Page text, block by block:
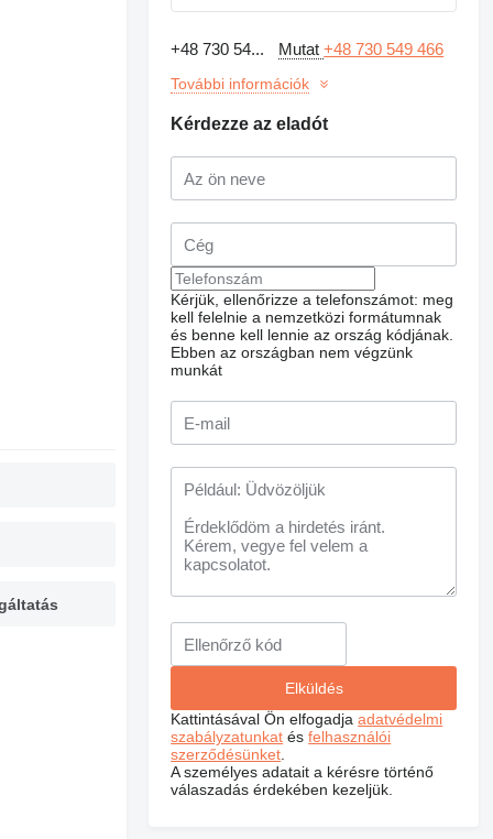
+48 730 54... Mutat+48 730 549 466
További információk
Kérdezze az eladót
Kérjük, ellenőrizze a telefonszámot: meg
kell felelnie a nemzetközi formátumnak
és benne kell lennie az ország kódjának.
Ebben az országban nem végzünk
munkát
Kattintásával Ön elfogadjaadatvédelmi
szabályzatunkat ésfelhasználói
szerződésünket
A személyes adatait a kérésre történő
válaszadás érdekében kezeljük.